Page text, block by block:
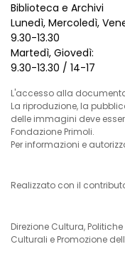
Biblioteca e Archivi
Lunedì, Mercoledì,
9.30-13.30
Martedì, Giovedì:
9.30-13.30 / 14-17
L'accesso alla
La riproduzione, la
delle immagini deve
Fondazione Primoli.
Per informazioni e
Realizzato con il
Direzione Cultura,
Culturali e Promozione